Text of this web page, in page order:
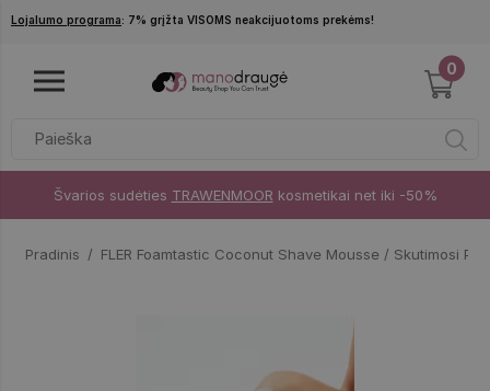
Pereiti į pagrindinį turinį
Lojalumo programa: 7% grįžta VISOMS neakcijuotoms prekėms!
0
Švarios sudėties TRAWENMOOR kosmetikai net iki -50%
Pradinis FLER Foamtastic Coconut Shave Mousse / Skutimosi